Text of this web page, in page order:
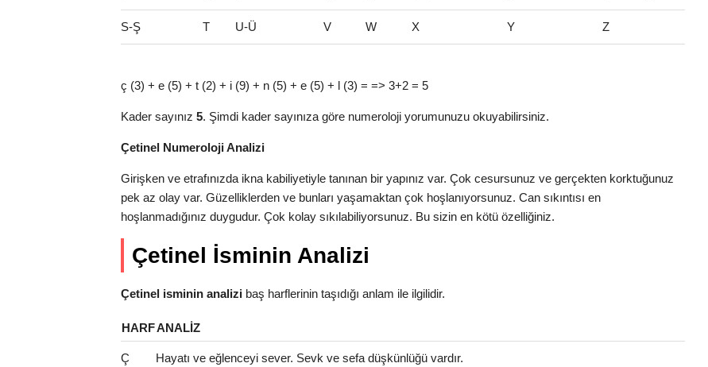
S-Ş T U-Ü V W X Y Z
ç (3) + e (5) + t (2) + i (9) + n (5) + e (5) + l (3) = => 3+2 = 5
Kader sayınız 5. Şimdi kader sayınıza göre numeroloji yorumunuzu okuyabilirsiniz.
Çetinel Numeroloji Analizi
Girişken ve etrafınızda ikna kabiliyetiyle tanınan bir yapınız var. Çok cesursunuz ve gerçekten korktuğunuz
pek az olay var. Güzelliklerden ve bunları yaşamaktan çok hoşlanıyorsunuz. Can sıkıntısı en
hoşlanmadığınız duygudur. Çok kolay sıkılabiliyorsunuz. Bu sizin en kötü özelliğiniz.
Çetinel İsminin Analizi
Çetinel isminin analizi baş harflerinin taşıdığı anlam ile ilgilidir.
HARFANALIZ
Ç Hayatı ve eğlenceyi sever. Sevk ve sefa düşkünlüğü vardır.